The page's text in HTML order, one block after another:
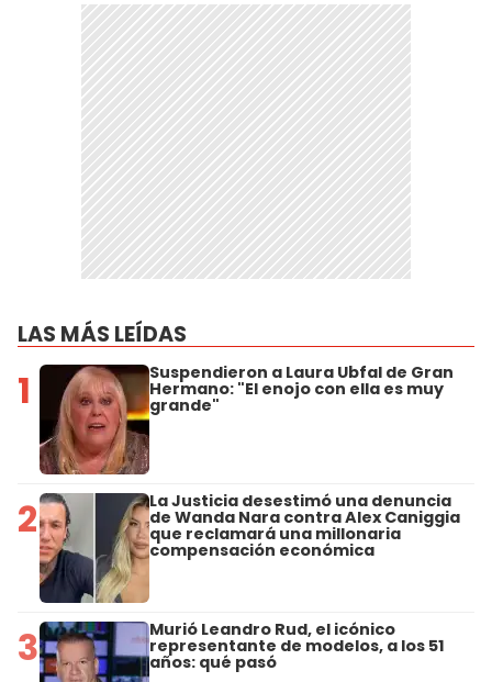
LAS MÁS LEÍDAS
1 Suspendieron a Laura Ubfal de Gran
Hermano: "El enojo con ella es muy
grande"
2 La Justicia desestimó una denuncia
de Wanda Nara contra Alex Caniggia
que reclamará una millonaria
compensación económica
3 Murió Leandro Rud, el icónico
representante de modelos, a los 51
años: qué pasó